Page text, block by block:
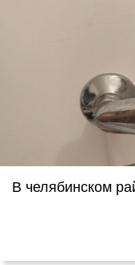
В челябинском